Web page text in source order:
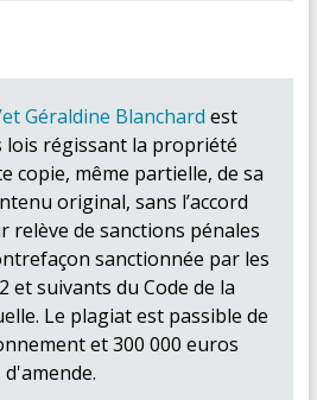
Géraldine Blanchard est
lois régissant la propriété
copie, même partielle, de sa
original, sans l’accord
relève de sanctions pénales
sanctionnée par les
et suivants du Code de la
Le plagiat est passible de
et 300 000 euros
d'amende.